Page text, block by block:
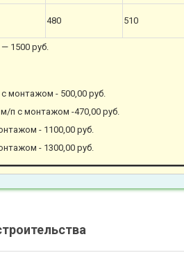
480 510
1500 руб.
монтажом - 500,00 руб.
п с монтажом -470,00 руб.
- 1100,00 руб.
- 1300,00 руб.